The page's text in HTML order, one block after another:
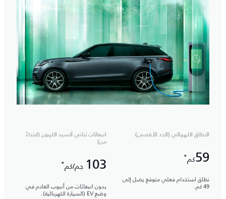
النطاق الكهربائي (الحد الأقصى)
59كم*
نطاق استخدام فعلي متوقع يصل إلى
49 كم.
انبعاثات ثناني أكسيد الكربون (ابتداءً
من)
103 جم/كم*
بدون انبعاثات من أنبوب العادم في
وضع EV (السيارة الكهربائية).